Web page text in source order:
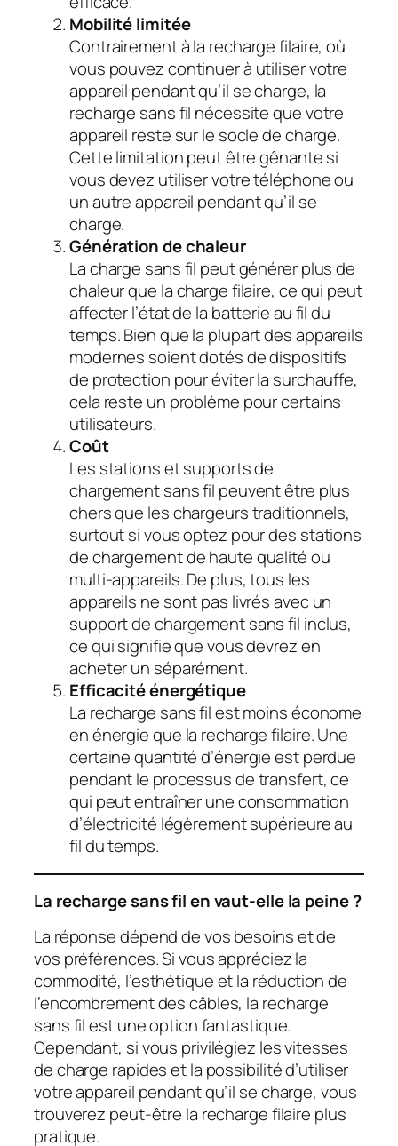
Mobilité limitée
Contrairement à la recharge filaire, où
vous pouvez continuer à utiliser votre
appareil pendant qu’il se charge, la
recharge sans fil nécessite que votre
appareil reste sur le socle de charge.
Cette limitation peut être gênante si
vous devez utiliser votre téléphone ou
un autre appareil pendant qu’il se
charge.
Génération de chaleur
La charge sans fil peut générer plus de
chaleur que la charge filaire, ce qui peut
affecter l’état de la batterie au fil du
temps. Bien que la plupart des appareils
modernes soient dotés de dispositifs
de protection pour éviter la surchauffe,
cela reste un problème pour certains
utilisateurs.
Coût
Les stations et supports de
chargement sans fil peuvent être plus
chers que les chargeurs traditionnels,
surtout si vous optez pour des stations
de chargement de haute qualité ou
multi-appareils. De plus, tous les
appareils ne sont pas livrés avec un
support de chargement sans fil inclus,
ce qui signifie que vous devrez en
acheter un séparément.
Efficacité énergétique
La recharge sans fil est moins économe
en énergie que la recharge filaire. Une
certaine quantité d’énergie est perdue
pendant le processus de transfert, ce
qui peut entraîner une consommation
d’électricité légèrement supérieure au
fil du temps.
La recharge sans fil en vaut-elle la peine ?
La réponse dépend de vos besoins et de
vos préférences. Si vous appréciez la
commodité, l’esthétique et la réduction de
l’encombrement des câbles, la recharge
sans fil est une option fantastique.
Cependant, si vous privilégiez les vitesses
de charge rapides et la possibilité d’utiliser
votre appareil pendant qu’il se charge, vous
trouverez peut-être la recharge filaire plus
pratique.